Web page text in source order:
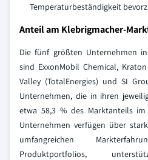
Temperaturbeständigkeit
Anteil am Klebrigmacher-
Die fünf größten Unternehmen
sind ExxonMobil Chemical,
Valley (TotalEnergies) und SI
Unternehmen, die in ihren
etwa 58,3 % des Marktanteils
Unternehmen verfügen über
umfangreichen
Produktportfolios,